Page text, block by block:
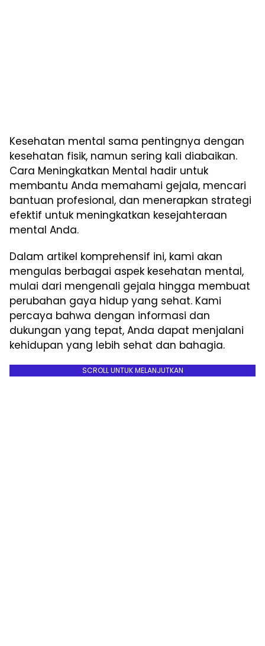
Kesehatan mental sama pentingnya dengan
kesehatan fisik, namun sering kali diabaikan.
Cara Meningkatkan Mental hadir untuk
membantu Anda memahami gejala, mencari
bantuan profesional, dan menerapkan strategi
efektif untuk meningkatkan kesejahteraan
mental Anda.
Dalam artikel komprehensif ini, kami akan
mengulas berbagai aspek kesehatan mental,
mulai dari mengenali gejala hingga membuat
perubahan gaya hidup yang sehat. Kami
percaya bahwa dengan informasi dan
dukungan yang tepat, Anda dapat menjalani
kehidupan yang lebih sehat dan bahagia.
SCROLL UNTUK MELANJUTKAN